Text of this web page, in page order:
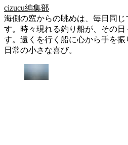
cizucu編集部
海側の窓からの眺めは、毎日同じ
す。時々現れる釣り船が、その日
す。遠くを行く船に心から手を
日常の小さな喜び。